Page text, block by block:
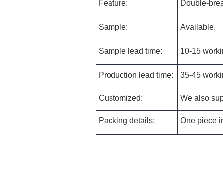
Feature: Double-
Sample: Available.
Sample lead time: 10-15
Production lead time: 35-45
Customized: We also
Packing details: One piece